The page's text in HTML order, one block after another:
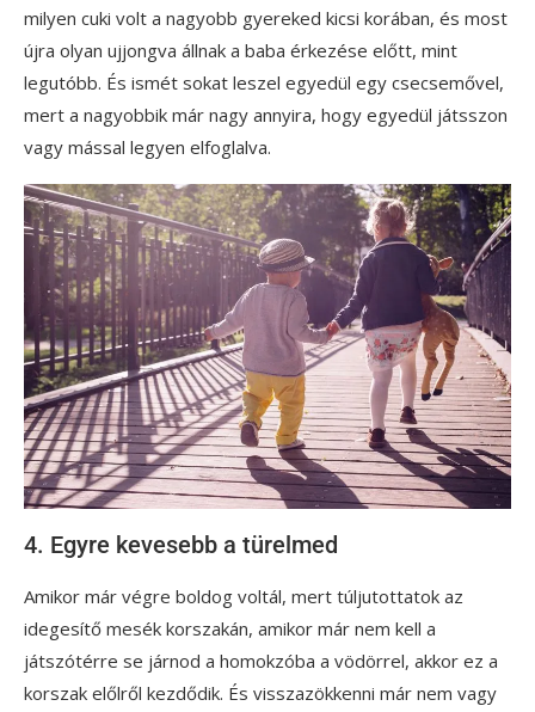
milyen cuki volt a nagyobb gyereked kicsi korában, és most
újra olyan ujjongva állnak a baba érkezése előtt, mint
legutóbb. És ismét sokat leszel egyedül egy csecsemővel,
mert a nagyobbik már nagy annyira, hogy egyedül játsszon
vagy mással legyen elfoglalva.
4. Egyre kevesebb a türelmed
Amikor már végre boldog voltál, mert túljutottatok az
idegesítő mesék korszakán, amikor már nem kell a
játszótérre se járnod a homokzóba a vödörrel, akkor ez a
korszak előlről kezdődik. És visszazökkenni már nem vagy